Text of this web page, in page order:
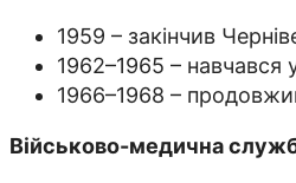
1959 – закінчив
1962–1965 – навчався
1966–1968 –
Військово-медична